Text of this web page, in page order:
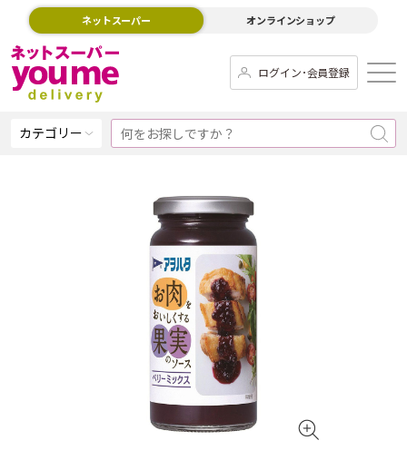
ネットスーパー オンラインショップ
ログイン･会員登録
カテゴリー